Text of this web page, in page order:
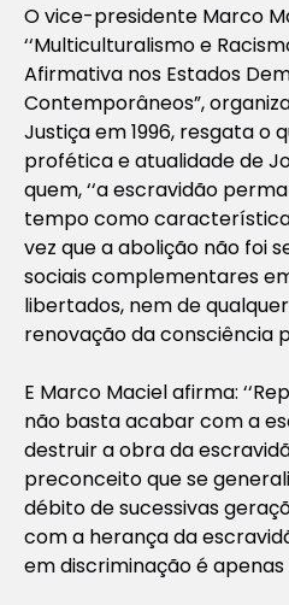
O vice-presidente Marco
‘‘Multiculturalismo e
Afirmativa nos Estados
Contemporâneos”,
Justiça em 1996, resgata o
profética e atualidade de
quem, ‘‘a escravidão
tempo como
vez que a abolição não foi
sociais complementares
libertados, nem de
renovação da consciência
E Marco Maciel afirma:
não basta acabar com a
destruir a obra da
preconceito que se
débito de sucessivas
com a herança da
em discriminação é apenas